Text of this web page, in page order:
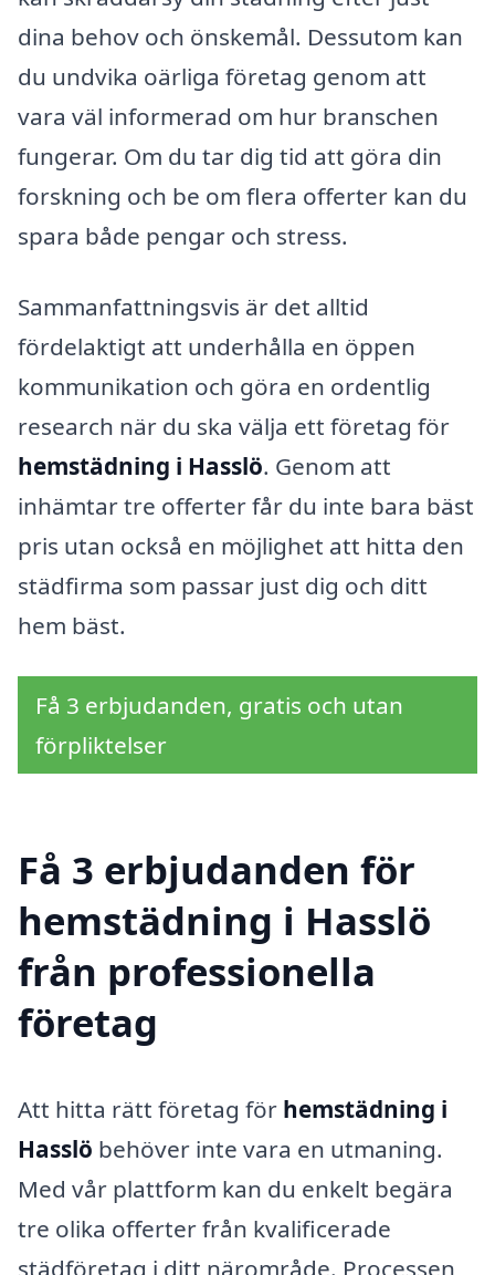
dina behov och önskemål. Dessutom kan
du undvika oärliga företag genom att
vara väl informerad om hur branschen
fungerar. Om du tar dig tid att göra din
forskning och be om flera offerter kan du
spara både pengar och stress.
Sammanfattningsvis är det alltid
fördelaktigt att underhålla en öppen
kommunikation och göra en ordentlig
research när du ska välja ett företag för
hemstädning i Hasslö. Genom att
inhämtar tre offerter får du inte bara bäst
pris utan också en möjlighet att hitta den
städfirma som passar just dig och ditt
hem bäst.
Få 3 erbjudanden, gratis och utan
förpliktelser
Få 3 erbjudanden för
hemstädning i Hasslö
från professionella
företag
Att hitta rätt företag för hemstädning i
Hasslö behöver inte vara en utmaning.
Med vår plattform kan du enkelt begära
tre olika offerter från kvalificerade
städföretag i ditt närområde. Processen